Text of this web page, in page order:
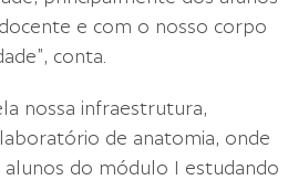
e com o nosso corpo
conta.
nossa infraestrutura,
de anatomia, onde
alunos do módulo I estudando